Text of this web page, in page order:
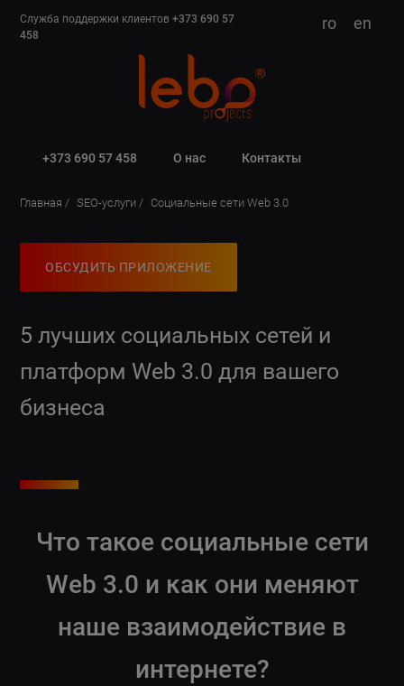
Служба поддержки клиентов+373 690 57
458
ro en
+373 690 57 458 О нас Контакты
Главная SEO-услуги Социальные сети Web 3.0
ОБСУДИТЬ ПРИЛОЖЕНИЕ
5 лучших социальных сетей и
платформ Web 3.0 для вашего
бизнеса
Что такое социальные сети
Web 3.0 и как они меняют
наше взаимодействие в
интернете?